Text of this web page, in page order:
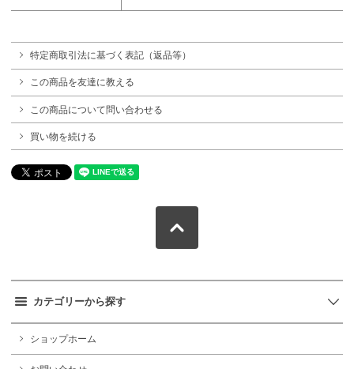
特定商取引法に基づく表記（返品等）
この商品を友達に教える
この商品について問い合わせる
買い物を続ける
カテゴリーから探す
ショップホーム